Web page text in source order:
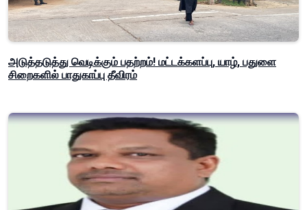
அடுத்தடுத்து வெடிக்கும் பதற்றம்! மட்டக்களப்பு, யாழ், பதுளை
சிறைகளில் பாதுகாப்பு தீவிரம்